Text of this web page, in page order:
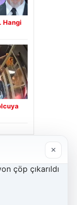
Hangi
×